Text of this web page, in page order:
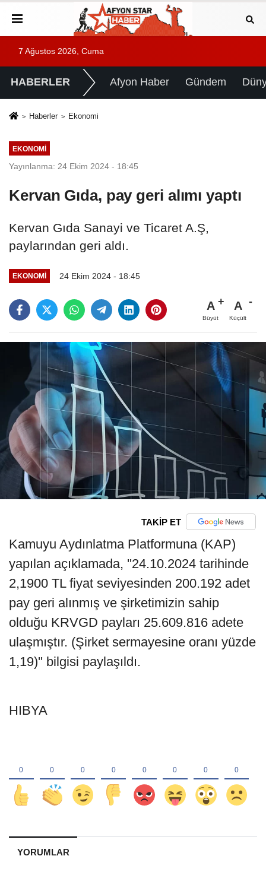
7 Ağustos 2026, Cuma
HABERLER Afyon Haber Gündem
Haberler Ekonomi
EKONOMI
Yayınlanma: 24 Ekim 2024 - 18:45
Kervan Gıda, pay geri alımı yaptı
Kervan Gıda Sanayi ve Ticaret A.Ş,
paylarından geri aldı.
EKONOMI 24 Ekim 2024 - 18:45
A
Büyüt
A
Küçült
TAKİP ET
Kamuyu Aydınlatma Platformuna (KAP)
yapılan açıklamada, ''24.10.2024 tarihinde
2,1900 TL fiyat seviyesinden 200.192 adet
pay geri alınmış ve şirketimizin sahip
olduğu KRVGD payları 25.609.816 adete
ulaşmıştır. (Şirket sermayesine oranı yüzde
1,19)'' bilgisi paylaşıldı.
HIBYA
YORUMLAR